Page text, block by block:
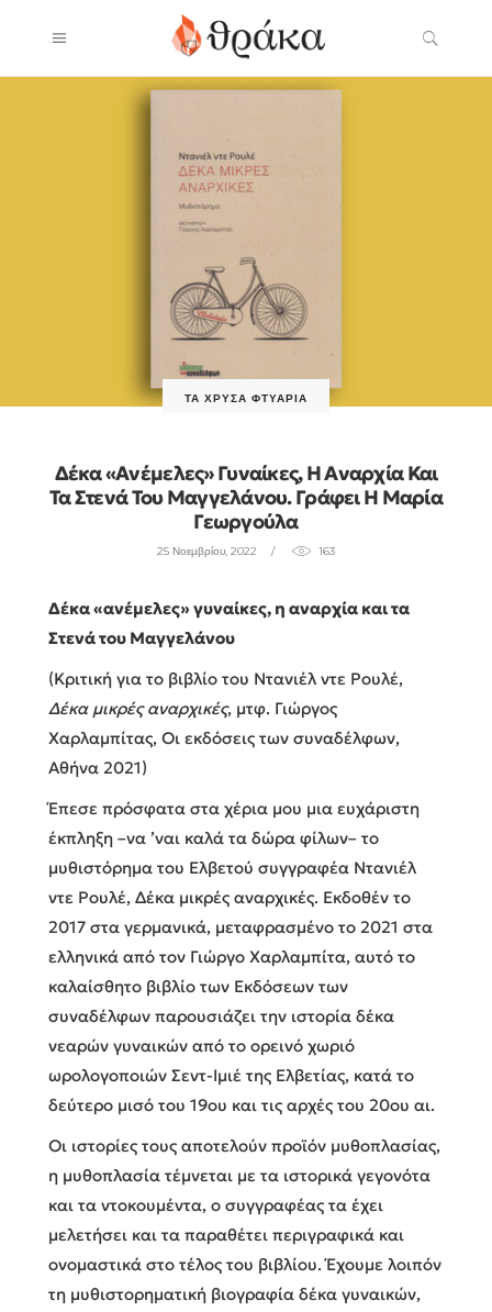
ΤΑ ΧΡΥΣΆ ΦΤΥΆΡΙΑ
Δέκα «ανέμελες» Γυναίκες, Η Αναρχία Και
Τα Στενά Του Μαγγελάνου. Γράφει Η Μαρία
Γεωργούλα
25 Νοεμβρίου, 2022 163
Δέκα «ανέμελες» γυναίκες, η αναρχία και τα
Στενά του Μαγγελάνου
(Κριτική για το βιβλίο του Ντανιέλ ντε Ρουλέ,
Δέκα μικρές αναρχικές, μτφ. Γιώργος
Χαρλαμπίτας, Οι εκδόσεις των συναδέλφων,
Αθήνα 2021)
Έπεσε πρόσφατα στα χέρια μου μια ευχάριστη
έκπληξη –να ’ναι καλά τα δώρα φίλων– το
μυθιστόρημα του Ελβετού συγγραφέα Ντανιέλ
ντε Ρουλέ, Δέκα μικρές αναρχικές. Εκδοθέν το
2017 στα γερμανικά, μεταφρασμένο το 2021 στα
ελληνικά από τον Γιώργο Χαρλαμπίτα, αυτό το
καλαίσθητο βιβλίο των Εκδόσεων των
συναδέλφων παρουσιάζει την ιστορία δέκα
νεαρών γυναικών από το ορεινό χωριό
ωρολογοποιών Σεντ-Ιμιέ της Ελβετίας, κατά το
δεύτερο μισό του 19ου και τις αρχές του 20ου αι.
Οι ιστορίες τους αποτελούν προϊόν μυθοπλασίας,
η μυθοπλασία τέμνεται με τα ιστορικά γεγονότα
και τα ντοκουμέντα, ο συγγραφέας τα έχει
μελετήσει και τα παραθέτει περιγραφικά και
ονομαστικά στο τέλος του βιβλίου. Έχουμε λοιπόν
τη μυθιστορηματική βιογραφία δέκα γυναικών,